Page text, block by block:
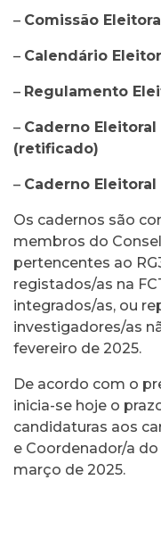
– Comissão
– Calendário
– Regulamento
– Caderno
(retificado)
– Caderno
Os cadernos são
membros do
pertencentes ao
registados/as na
integrados/as, ou
investigadores/as
fevereiro de 2025.
De acordo com o
inicia-se hoje o
candidaturas aos
e Coordenador/a
março de 2025.